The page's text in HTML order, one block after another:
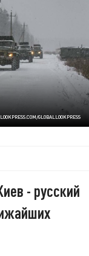
GLOBALLOOKPRESS
- русский